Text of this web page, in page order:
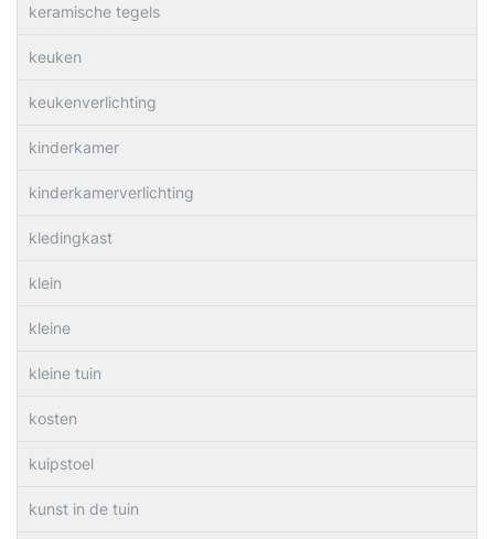
keramische tegels
keuken
keukenverlichting
kinderkamer
kinderkamerverlichting
kledingkast
klein
kleine
kleine tuin
kosten
kuipstoel
kunst in de tuin